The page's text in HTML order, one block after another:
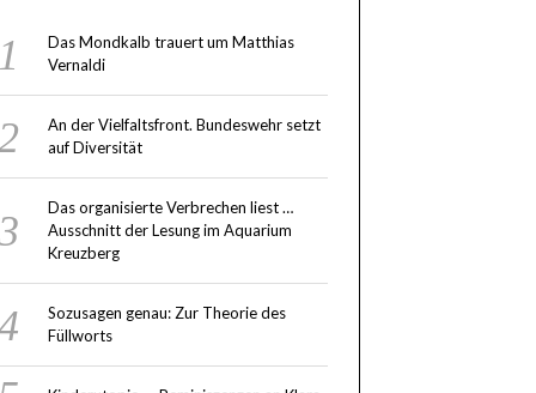
Das Mondkalb trauert um Matthias
Vernaldi
An der Vielfaltsfront. Bundeswehr setzt
auf Diversität
Das organisierte Verbrechen liest …
Ausschnitt der Lesung im Aquarium
Kreuzberg
Sozusagen genau: Zur Theorie des
Füllworts